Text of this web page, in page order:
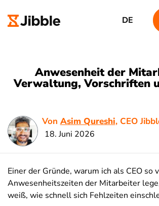
DE
Anwesenheit der
Verwaltung, Vorschriften
Von Asim Qureshi, CEO
18. Juni 2026
Einer der Gründe, warum ich als CEO so
Anwesenheitszeiten der Mitarbeiter
weiß, wie schnell sich Fehlzeiten